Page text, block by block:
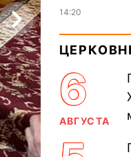
14:20
6
АВГУСТА